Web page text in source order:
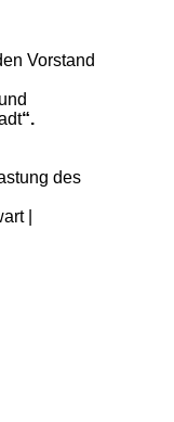
Vorstand
“.
des
|